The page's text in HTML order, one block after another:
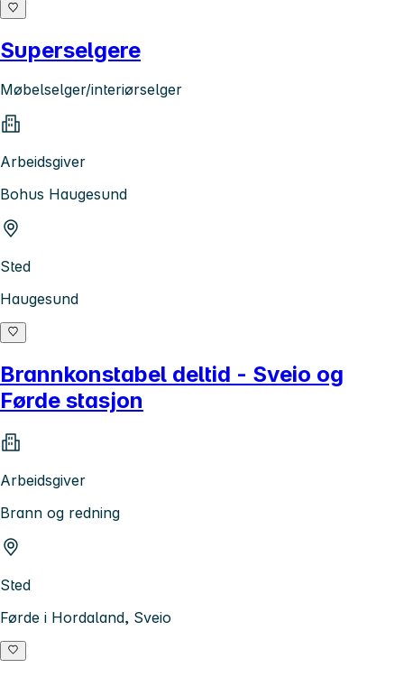
Superselgere
Møbelselger/interiørselger
Arbeidsgiver
Bohus Haugesund
Sted
Haugesund
Brannkonstabel deltid - Sveio og
Førde stasjon
Arbeidsgiver
Brann og redning
Sted
Førde i Hordaland, Sveio